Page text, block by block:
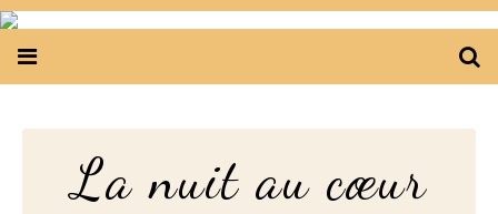
La nuit au cœur